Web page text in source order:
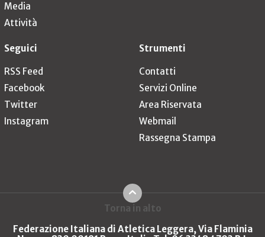
Media
Attività
Seguici
RSS Feed
Facebook
Twitter
Instagram
Strumenti
Contatti
Servizi Online
Area Riservata
Webmail
Rassegna Stampa
Torna in alto
Federazione Italiana di Atletica Leggera, Via Flaminia